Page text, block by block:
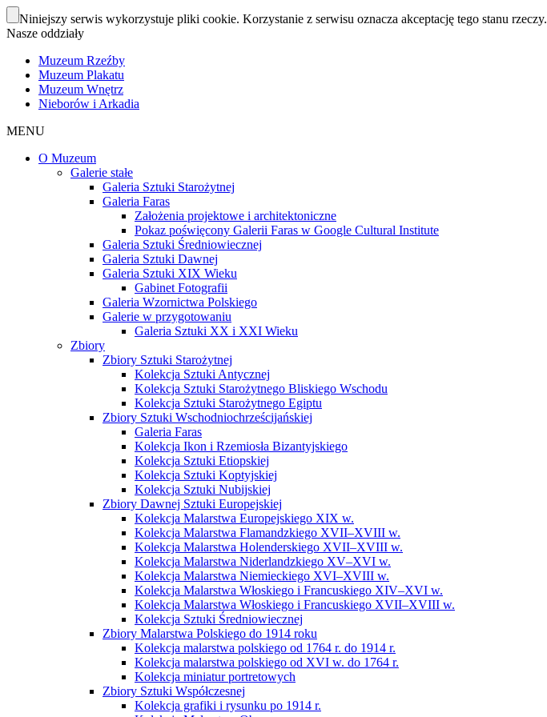
Niniejszy serwis wykorzystuje pliki cookie. Korzystanie z serwisu oznacza akceptację tego stanu rzeczy.
Nasze oddziały
Muzeum Rzeźby
Muzeum Plakatu
Muzeum Wnętrz
Nieborów i Arkadia
MENU
O Muzeum
Galerie stałe
Galeria Sztuki Starożytnej
Galeria Faras
Założenia projektowe i architektoniczne
Pokaz poświęcony Galerii Faras w Google Cultural Institute
Galeria Sztuki Średniowiecznej
Galeria Sztuki Dawnej
Galeria Sztuki XIX Wieku
Gabinet Fotografii
Galeria Wzornictwa Polskiego
Galerie w przygotowaniu
Galeria Sztuki XX i XXI Wieku
Zbiory
Zbiory Sztuki Starożytnej
Kolekcja Sztuki Antycznej
Kolekcja Sztuki Starożytnego Bliskiego Wschodu
Kolekcja Sztuki Starożytnego Egiptu
Zbiory Sztuki Wschodniochrześcijańskiej
Galeria Faras
Kolekcja Ikon i Rzemiosła Bizantyjskiego
Kolekcja Sztuki Etiopskiej
Kolekcja Sztuki Koptyjskiej
Kolekcja Sztuki Nubijskiej
Zbiory Dawnej Sztuki Europejskiej
Kolekcja Malarstwa Europejskiego XIX w.
Kolekcja Malarstwa Flamandzkiego XVII–XVIII w.
Kolekcja Malarstwa Holenderskiego XVII–XVIII w.
Kolekcja Malarstwa Niderlandzkiego XV–XVI w.
Kolekcja Malarstwa Niemieckiego XVI–XVIII w.
Kolekcja Malarstwa Włoskiego i Francuskiego XIV–XVI w.
Kolekcja Malarstwa Włoskiego i Francuskiego XVII–XVIII w.
Kolekcja Sztuki Średniowiecznej
Zbiory Malarstwa Polskiego do 1914 roku
Kolekcja malarstwa polskiego od 1764 r. do 1914 r.
Kolekcja malarstwa polskiego od XVI w. do 1764 r.
Kolekcja miniatur portretowych
Zbiory Sztuki Współczesnej
Kolekcja grafiki i rysunku po 1914 r.